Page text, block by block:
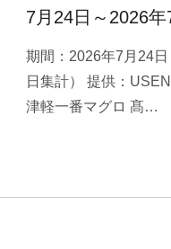
7月24日～2026年
期間：2026年7月24
日集計） 提供：
津軽一番マグロ 髙…